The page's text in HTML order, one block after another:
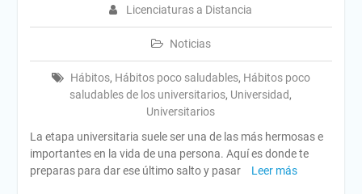
Licenciaturas a Distancia
Noticias
Hábitos, Hábitos poco saludables, Hábitos poco
saludables de los universitarios, Universidad,
Universitarios
La etapa universitaria suele ser una de las más hermosas e
importantes en la vida de una persona. Aquí es donde te
preparas para dar ese último salto y pasar
Leer más